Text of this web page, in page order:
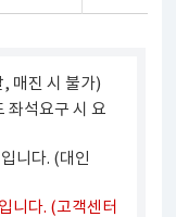
매진 시 불가)
좌석요구 시 요
니다. (대인
니다. (고객센터